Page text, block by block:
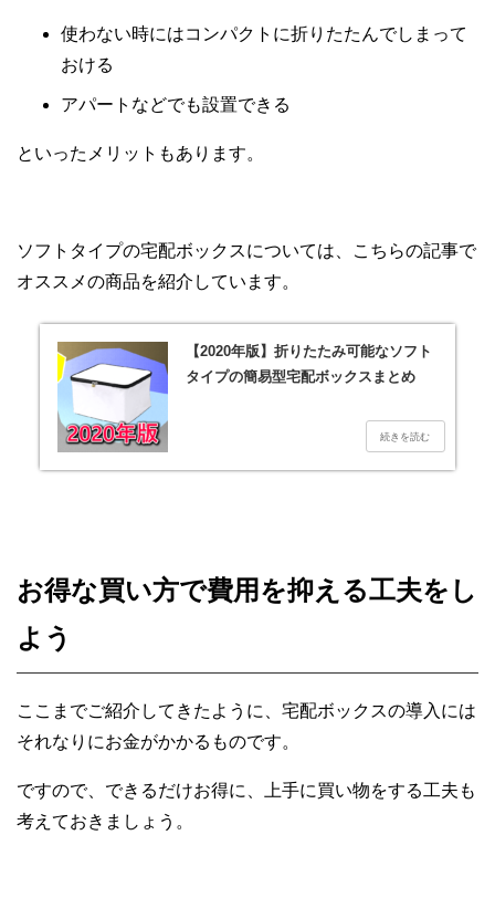
使わない時にはコンパクトに折りたたんでしまって
おける
アパートなどでも設置できる
といったメリットもあります。
ソフトタイプの宅配ボックスについては、こちらの記事で
オススメの商品を紹介しています。
【2020年版】折りたたみ可能なソフト
タイプの簡易型宅配ボックスまとめ
お得な買い方で費用を抑える工夫をし
よう
ここまでご紹介してきたように、宅配ボックスの導入には
それなりにお金がかかるものです。
ですので、できるだけお得に、上手に買い物をする工夫も
考えておきましょう。